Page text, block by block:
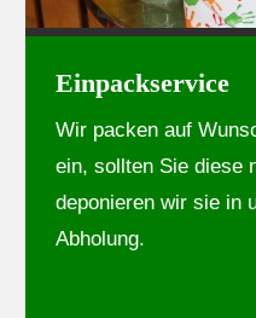
Einpackservice
Wir packen auf
ein, sollten Sie diese
deponieren wir sie in
Abholung.